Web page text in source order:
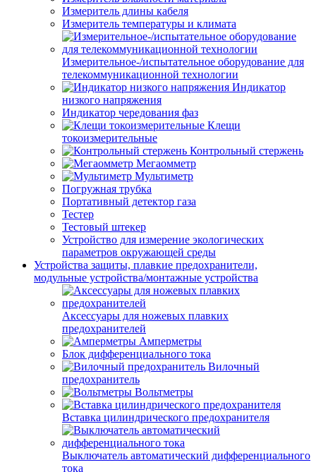
Измеритель длины кабеля
Измеритель температуры и климата
Измерительное-/испытательное оборудование для
телекоммуникационной технологии
Индикатор
низкого напряжения
Индикатор чередования фаз
Клещи
токоизмерительные
Контрольный стержень
Мегаомметр
Мультиметр
Погружная трубка
Портативный детектор газа
Тестер
Тестовый штекер
Устройство для измерение экологических
параметров окружающей среды
Устройства защиты, плавкие предохранители,
модульные устройства/монтажные устройства
Аксессуары для ножевых плавких
предохранителей
Амперметры
Блок дифференциального тока
Вилочный
предохранитель
Вольтметры
Вставка цилиндрического предохранителя
Выключатель автоматический дифференциального
тока